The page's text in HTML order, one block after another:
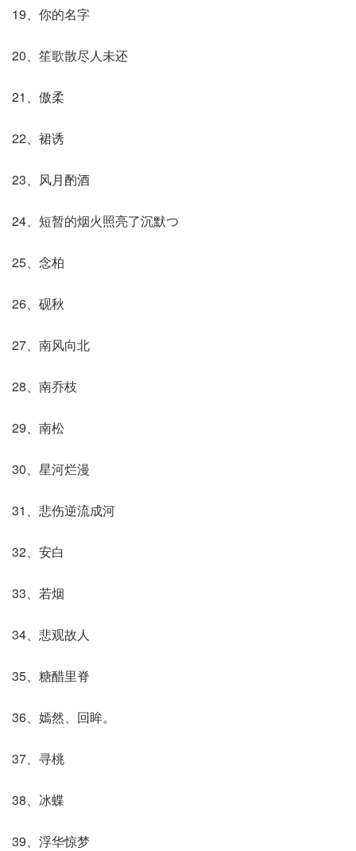
19、你的名字
20、笙歌散尽人未还
21、傲柔
22、裙诱
23、风月酌酒
24、短暂的烟火照亮了沉默つ
25、念柏
26、砚秋
27、南风向北
28、南乔枝
29、南松
30、星河烂漫
31、悲伤逆流成河
32、安白
33、若烟
34、悲观故人
35、糖醋里脊
36、嫣然、回眸。
37、寻桃
38、冰蝶
39、浮华惊梦